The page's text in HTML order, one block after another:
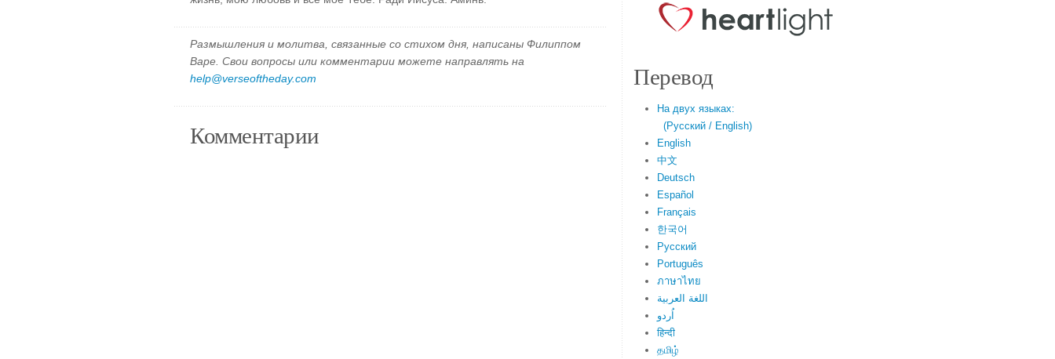
Размышления и молитва, связанные со стихом дня, написаны Филиппом
Варе. Свои вопросы или комментарии можете направлять на
help@verseoftheday.com
Комментарии
Перевод
На двух языках:
(Русский / English)
English
中文
Deutsch
Español
Français
한국어
Русский
Português
ภาษาไทย
اللغة العربية
اُردو
हिन्दी
தமிழ்